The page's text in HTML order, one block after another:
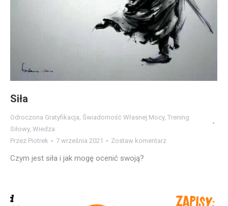
Siła
Odroczona Gratyfikacja, Świadomość Własnej Mocy, Trening
Siłowy, Wiedza
Przez Piotrek 7 września 2021 Zostaw komentarz
Czym jest siła i jak mogę ocenić swoją?